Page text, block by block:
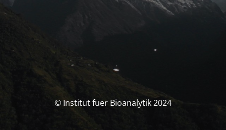
© Institut fuer Bioanalytik 2024